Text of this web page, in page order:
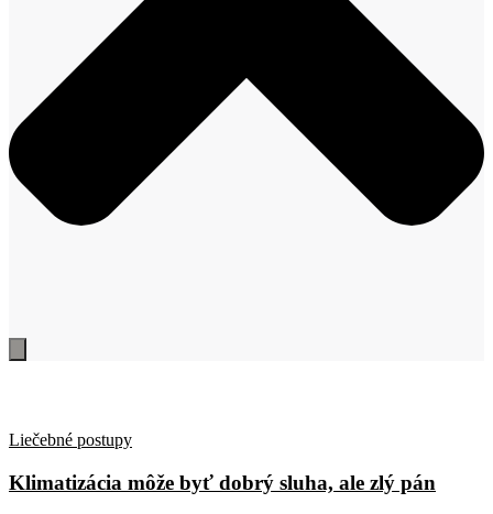
Liečebné postupy
Klimatizácia môže byť dobrý sluha, ale zlý pán